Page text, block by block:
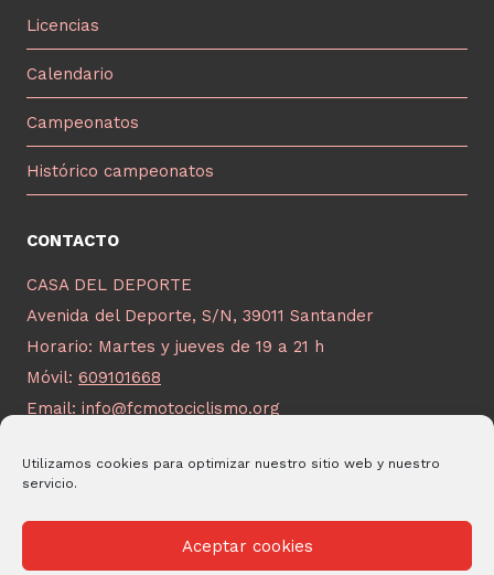
Utilizamos cookies para optimizar nuestro sitio web y nuestro
servicio.
Aceptar cookies
Licencias
Calendario
Campeonatos
Histórico campeonatos
CONTACTO
CASA DEL DEPORTE
Avenida del Deporte, S/N, 39011 Santander
Horario: Martes y jueves de 19 a 21 h
Móvil: 609101668
Email: info@fcmotociclismo.org
© 2026 FCM Desarrollado porAndrac ComputingyStelis